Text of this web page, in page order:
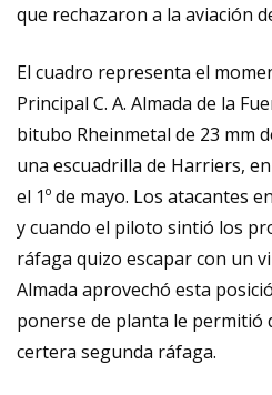
que rechazaron a la aviación
El cuadro representa el
Principal C. A. Almada de la
bitubo Rheinmetal de 23 mm
una escuadrilla de Harriers,
el 1º de mayo. Los atacantes
y cuando el piloto sintió los
ráfaga quizo escapar con un
Almada aprovechó esta
ponerse de planta le permitió
certera segunda ráfaga.